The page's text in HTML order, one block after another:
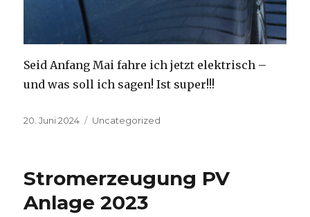
Seid Anfang Mai fahre ich jetzt elektrisch –
und was soll ich sagen! Ist super!!!
Veröffentlicht
20. Juni 2024 Kategorien
Uncategorized
Stromerzeugung PV
Anlage 2023